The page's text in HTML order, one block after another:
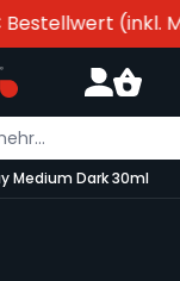
(inkl.
Medium Dark 30ml